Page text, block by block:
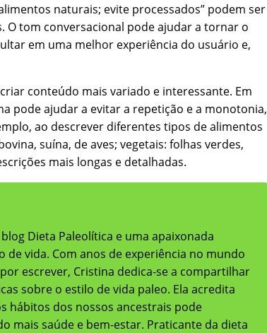
naturais; evite processados” podem ser
O tom conversacional pode ajudar a tornar o
em uma melhor experiência do usuário e,
conteúdo mais variado e interessante. Em
pode ajudar a evitar a repetição e a monotonia,
ao descrever diferentes tipos de alimentos
suína, de aves; vegetais: folhas verdes,
mais longas e detalhadas.
Dieta Paleolítica e uma apaixonada
de vida. Com anos de experiência no mundo
escrever, Cristina dedica-se a compartilhar
sobre o estilo de vida paleo. Ela acredita
hábitos dos nossos ancestrais pode
mais saúde e bem-estar. Praticante da dieta